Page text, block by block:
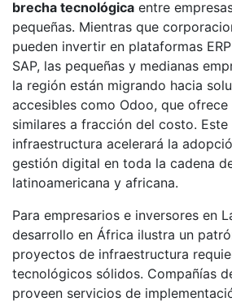
brecha tecnológica entre
pequeñas. Mientras que
pueden invertir en plataformas
SAP, las pequeñas y medianas
la región están migrando hacia
accesibles como Odoo, que
similares a fracción del costo.
infraestructura acelerará la
gestión digital en toda la cadena
latinoamericana y africana.
Para empresarios e inversores en
desarrollo en África ilustra un
proyectos de infraestructura
tecnológicos sólidos. Compañías
proveen servicios de